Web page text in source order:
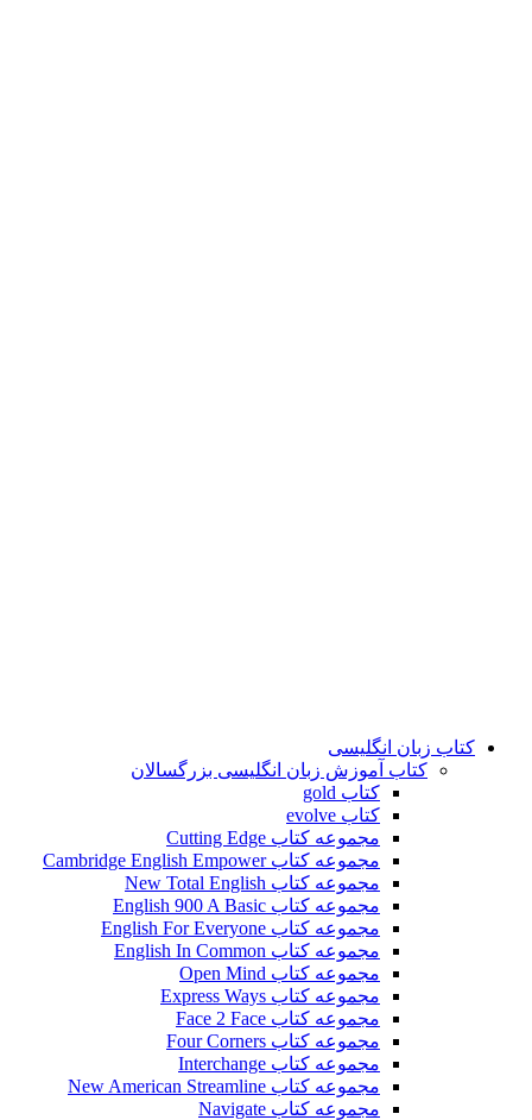
کتاب زبان انگلیسی
کتاب آموزش زبان انگلیسی بزرگسالان
کتاب gold
کتاب evolve
مجموعه کتاب Cutting Edge
مجموعه کتاب Cambridge English Empower
مجموعه کتاب New Total English
مجموعه کتاب English 900 A Basic
مجموعه کتاب English For Everyone
مجموعه کتاب English In Common
مجموعه کتاب Open Mind
مجموعه کتاب Express Ways
مجموعه کتاب Face 2 Face
مجموعه کتاب Four Corners
مجموعه کتاب Interchange
مجموعه کتاب New American Streamline
مجموعه کتاب Navigate